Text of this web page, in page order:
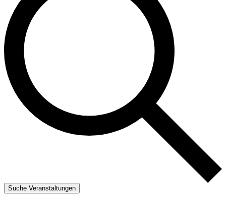
Suche Veranstaltungen